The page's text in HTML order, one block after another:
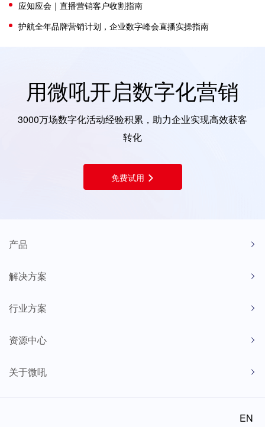
应知应会｜直播营销客户收割指南
护航全年品牌营销计划，企业数字峰会直播实操指南
用微吼开启数字化营销
3000万场数字化活动经验积累，助力企业实现高效获客
转化
免费试用
产品
解决方案
行业方案
资源中心
关于微吼
EN